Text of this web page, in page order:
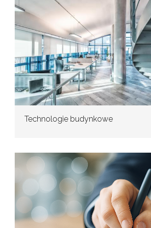
Technologie budynkowe